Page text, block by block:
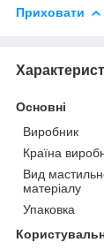
Приховати
Основні
Виробник
Країна
Вид
матеріалу
Упаковка